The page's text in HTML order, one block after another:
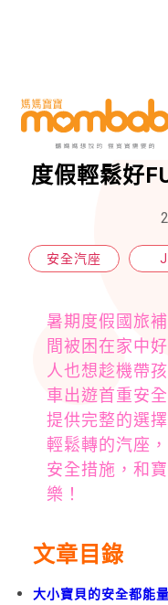
HOME 兒童 兒
汽座專家
度假輕鬆好
安全汽座
暑期度假國旅
間被困在家中
人也想趁機帶
車出遊首重安
提供完整的選
輕鬆轉的汽座
安全措施，和
樂！
文章目錄
大小寶貝的安全都能